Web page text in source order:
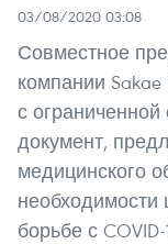
03/08/2020 03:08
Совместное
компании Sakae
с
документ,
медицинского
необходимости
борьбе с COVID-